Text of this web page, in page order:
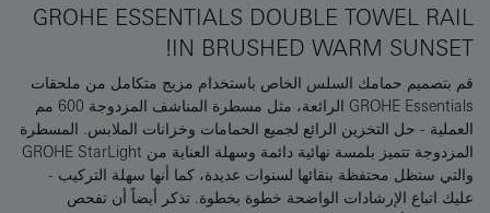
GROHE ESSENTIALS DOUBLE TOWEL RAIL
IN BRUSHED WARM SUNSET!
قم بتصميم حمامك السلس الخاص باستخدام مزيج متكامل من ملحقات
GROHE Essentials الرائعة، مثل مسطرة المناشف المزدوجة 600 مم
العملية - حل التخزين الرائع لجميع الحمامات وخزانات الملابس. المسطرة
المزدوجة تتميز بلمسة نهائية دائمة وسهلة العناية من GROHE StarLight
والتي ستظل محتفظة بنقائها لسنوات عديدة، كما أنها سهلة التركيب -
عليك اتباع الإرشادات الواضحة خطوة بخطوة. تذكر أيضاً أن تفحص